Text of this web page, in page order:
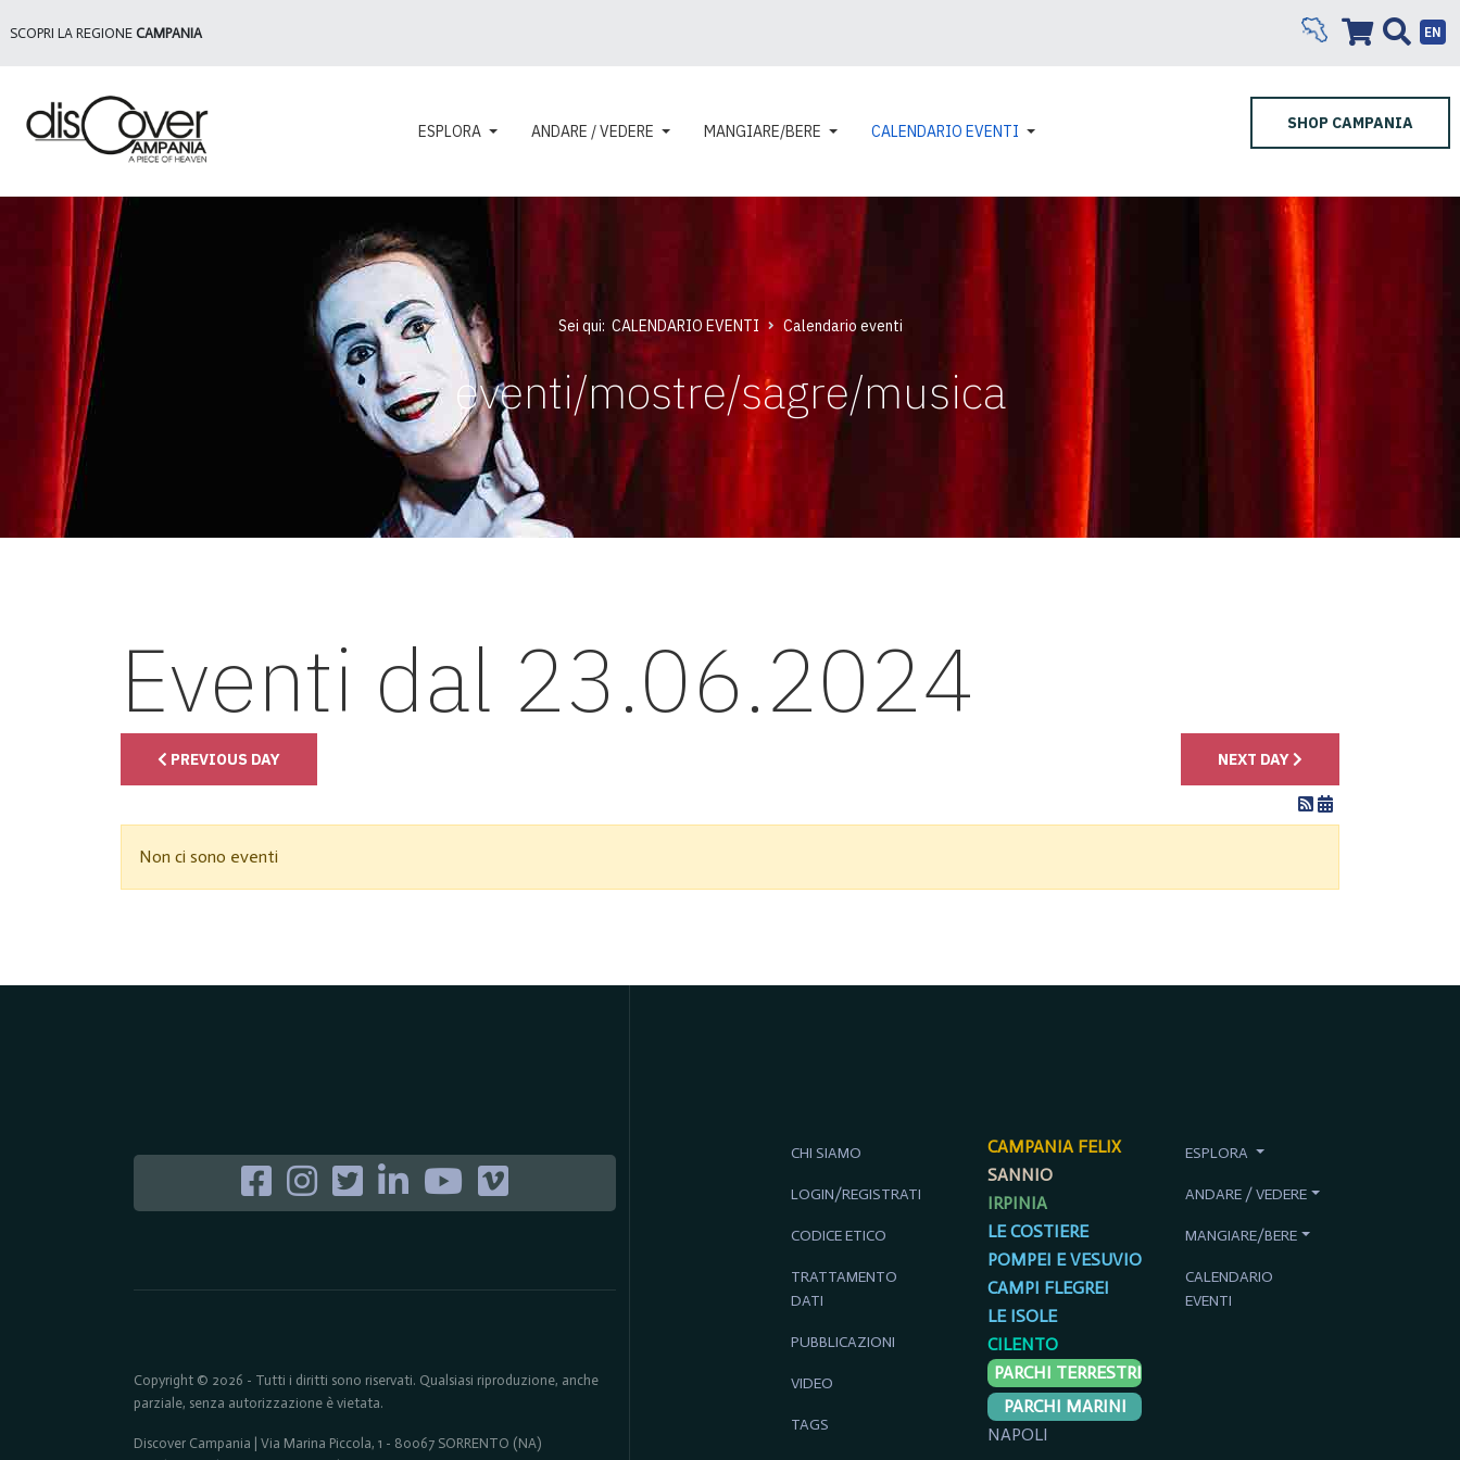
SCOPRI LA REGIONE CAMPANIA EN
ESPLORA ANDARE / VEDERE MANGIARE/BERE CALENDARIO EVENTI SHOP CAMPANIA
Sei qui: CALENDARIO EVENTI Calendario eventi
eventi/mostre/sagre/musica
Eventi dal 23.06.2024
PREVIOUS DAY NEXT DAY
Non ci sono eventi
Copyright © 2026 - Tutti i diritti sono riservati. Qualsiasi riproduzione, anche
parziale, senza autorizzazione è vietata.
Discover Campania | Via Marina Piccola, 1 - 80067 SORRENTO (NA)
CHI SIAMO
LOGIN/REGISTRATI
CODICE ETICO
TRATTAMENTO
DATI
PUBBLICAZIONI
VIDEO
TAGS
CAMPANIA FELIX
SANNIO
IRPINIA
LE COSTIERE
POMPEI E VESUVIO
CAMPI FLEGREI
LE ISOLE
CILENTO
PARCHI TERRESTRI
PARCHI MARINI
NAPOLI
ESPLORA
ANDARE / VEDERE
MANGIARE/BERE
CALENDARIO
EVENTI